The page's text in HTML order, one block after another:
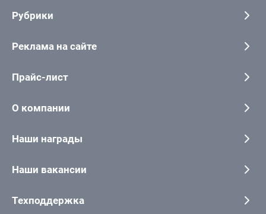
Рубрики
Реклама на сайте
Прайс-лист
О компании
Наши награды
Наши вакансии
Техподдержка